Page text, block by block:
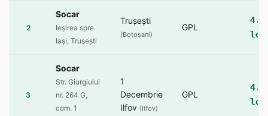
2
Socar
Ieșirea spre
Iași, Trușești
Trușești
(Botoșani)
GPL
3
Socar
Str. Giurgiului
nr. 264 G,
com. 1
1
Decembrie
Ilfov (Ilfov)
GPL